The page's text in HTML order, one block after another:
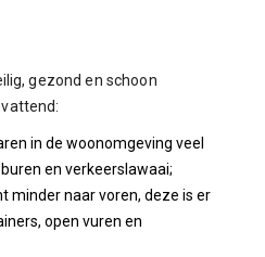
gezond en schoon
in de woonomgeving veel
en verkeerslawaai;
minder naar voren, deze is er
open vuren en